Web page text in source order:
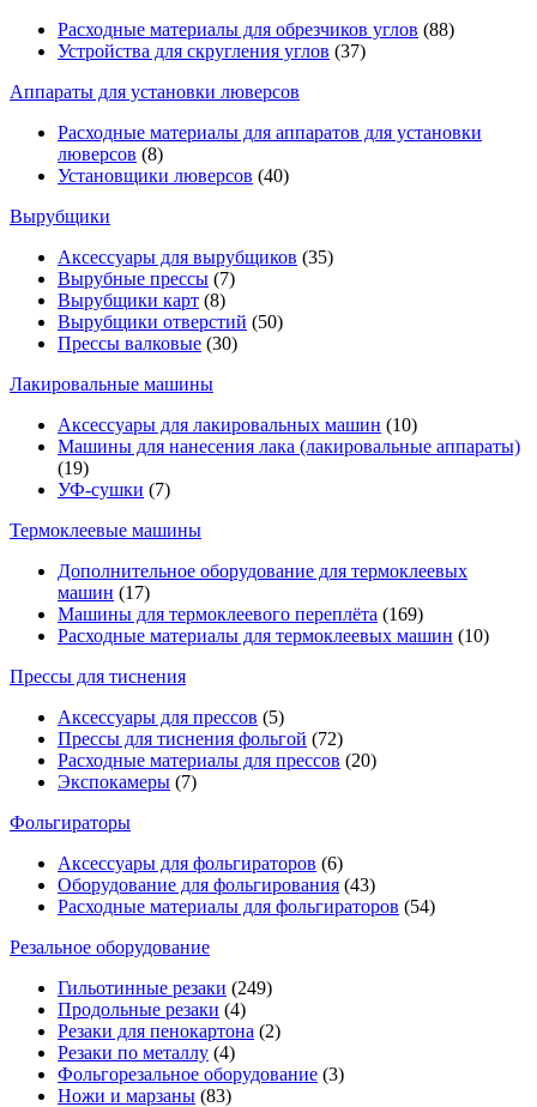
Расходные материалы для обрезчиков углов (88)
Устройства для скругления углов (37)
Аппараты для установки люверсов
Расходные материалы для аппаратов для установки
люверсов (8)
Установщики люверсов (40)
Вырубщики
Аксессуары для вырубщиков (35)
Вырубные прессы (7)
Вырубщики карт (8)
Вырубщики отверстий (50)
Прессы валковые (30)
Лакировальные машины
Аксессуары для лакировальных машин (10)
Машины для нанесения лака (лакировальные аппараты)
(19)
УФ-сушки (7)
Термоклеевые машины
Дополнительное оборудование для термоклеевых
машин (17)
Машины для термоклеевого переплёта (169)
Расходные материалы для термоклеевых машин (10)
Прессы для тиснения
Аксессуары для прессов (5)
Прессы для тиснения фольгой (72)
Расходные материалы для прессов (20)
Экспокамеры (7)
Фольгираторы
Аксессуары для фольгираторов (6)
Оборудование для фольгирования (43)
Расходные материалы для фольгираторов (54)
Резальное оборудование
Гильотинные резаки (249)
Продольные резаки (4)
Резаки для пенокартона (2)
Резаки по металлу (4)
Фольгорезальное оборудование (3)
Ножи и марзаны (83)